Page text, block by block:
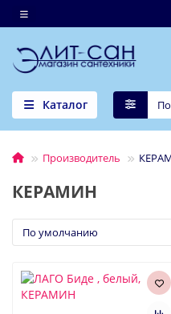
Каталог
Производитель
КЕРАМИН